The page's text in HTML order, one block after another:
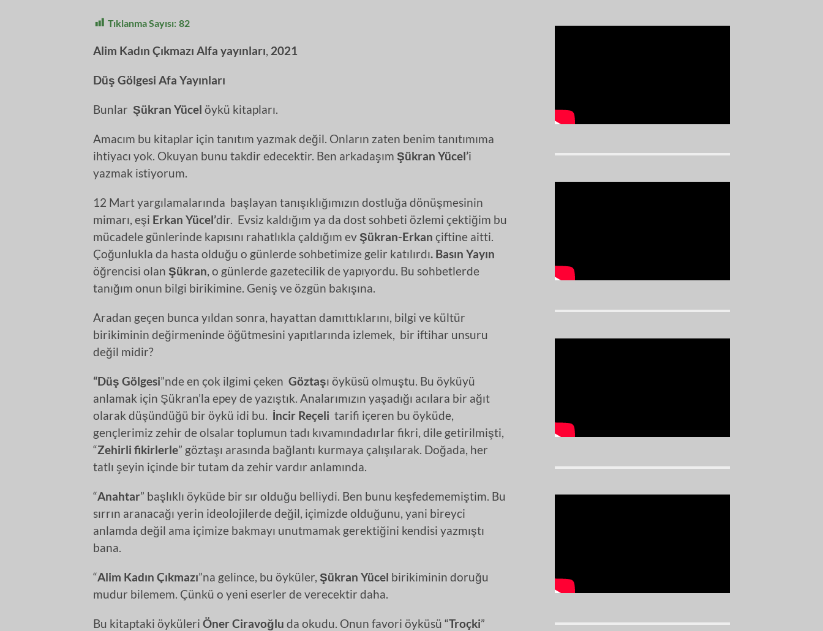
Tıklanma Sayısı: 82
Alim Kadın Çıkmazı Alfa yayınları, 2021
Düş Gölgesi Afa Yayınları
Bunlar Şükran Yücel öykü kitapları.
Amacım bu kitaplar için tanıtım yazmak değil. Onların zaten benim tanıtımıma
ihtiyacı yok. Okuyan bunu takdir edecektir. Ben arkadaşım Şükran Yücel’i
yazmak istiyorum.
12 Mart yargılamalarında başlayan tanışıklığımızın dostluğa dönüşmesinin
mimarı, eşi Erkan Yücel’dir. Evsiz kaldığım ya da dost sohbeti özlemi çektiğim bu
mücadele günlerinde kapısını rahatlıkla çaldığım evŞükran-Erkan çiftine aitti.
Çoğunlukla da hasta olduğu o günlerde sohbetimize gelir katılırdı. Basın Yayın
öğrencisi olan Şükran, o günlerde gazetecilik de yapıyordu. Bu sohbetlerde
tanığım onun bilgi birikimine. Geniş ve özgün bakışına.
Aradan geçen bunca yıldan sonra, hayattan damıttıklarını, bilgi ve kültür
birikiminin değirmeninde öğütmesini yapıtlarında izlemek, bir iftihar unsuru
değil midir?
“Düş Gölgesi”nde en çok ilgimi çeken Göztaşı öyküsü olmuştu. Bu öyküyü
anlamak için Şükran’la epey de yazıştık. Analarımızın yaşadığı acılara bir ağıt
olarak düşündüğü bir öykü idi bu. İncir Reçeli tarifi içeren bu öyküde,
gençlerimiz zehir de olsalar toplumun tadı kıvamındadırlar fikri, dile getirilmişti,
“Zehirli fikirlerle” göztaşı arasında bağlantı kurmaya çalışılarak. Doğada, her
tatlı şeyin içinde bir tutam da zehir vardır anlamında.
“Anahtar” başlıklı öyküde bir sır olduğu belliydi. Ben bunu keşfedememiştim. Bu
sırrın aranacağı yerin ideolojilerde değil, içimizde olduğunu, yani bireyci
anlamda değil ama içimize bakmayı unutmamak gerektiğini kendisi yazmıştı
bana.
“Alim Kadın Çıkmazı”na gelince, bu öyküler, Şükran Yücel birikiminin doruğu
mudur bilemem. Çünkü o yeni eserler de verecektir daha.
Bu kitaptaki öyküleri Öner Ciravoğlu da okudu. Onun favori öyküsü “Troçki”